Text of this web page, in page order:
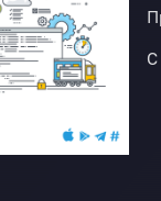
С